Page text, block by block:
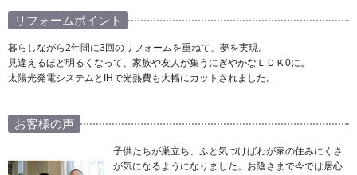
リフォームポイント
暮らしながら2年間に3回のリフォームを重ねて、夢を実現。
見違えるほど明るくなって、家族や友人が集うにぎやかなＬＤＫ0に。
太陽光発電システムとIHで光熱費も大幅にカットされました。
お客様の声
子供たちが巣立ち、ふと気づけばわが家の住みにくさ
が気になるようになりました。お陰さまで今では居心